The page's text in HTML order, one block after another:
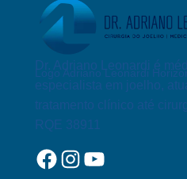
Logo Adriano Leonardi
Dr. Adriano Leonardi é
especialista em joelho,
tratamento clínico até
RQE 38911
Facebook
Instagram
YouTube